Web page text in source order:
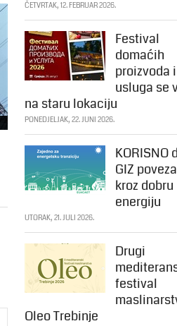
ČETVRTAK, 12. FEBRUAR 2026.
Festival
domaćih
proizvoda i
usluga se
na staru lokaciju
PONEDJELJAK, 22. JUNI 2026.
KORISNO
GIZ
kroz dobru
energiju
UTORAK, 21. JULI 2026.
Drugi
festival
Oleo Trebinje